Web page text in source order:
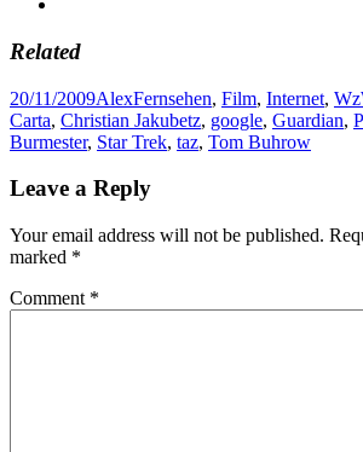
Related
Posted
on
20/11/2009Author
AlexCategories
Fernsehen, Film, Internet,
Carta, Christian Jakubetz, google, Guardian,
Burmester, Star Trek, taz, Tom Buhrow
Leave a Reply
Your email address will not be published.
marked *
Comment *